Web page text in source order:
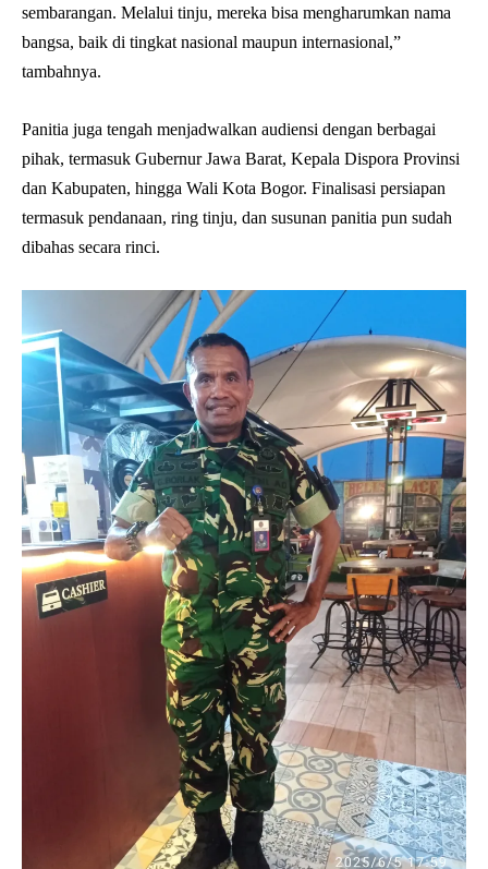
sembarangan. Melalui tinju, mereka bisa mengharumkan nama
bangsa, baik di tingkat nasional maupun internasional,”
tambahnya.
Panitia juga tengah menjadwalkan audiensi dengan berbagai
pihak, termasuk Gubernur Jawa Barat, Kepala Dispora Provinsi
dan Kabupaten, hingga Wali Kota Bogor. Finalisasi persiapan
termasuk pendanaan, ring tinju, dan susunan panitia pun sudah
dibahas secara rinci.